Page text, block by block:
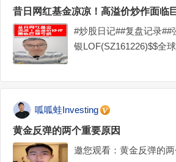
昔日网红基金凉凉！高溢价炒作面临
#炒股日记##复盘记录
银LOF(SZ161226)$$全
呱呱蛙Investing
黄金反弹的两个重要原因
邀您观看：黄金反弹的